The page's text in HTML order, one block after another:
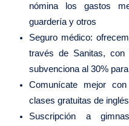
nómina los gastos
guardería y otros
Seguro médico:
través de Sanitas,
subvenciona al 30%
Comunícate mejor
clases gratuitas de
Suscripción a